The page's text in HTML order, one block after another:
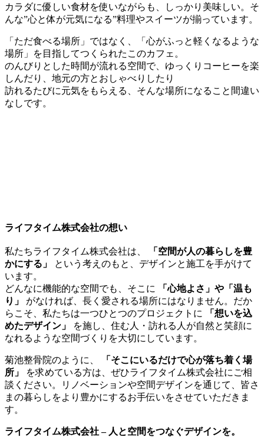
カラダに優しい食材を使いながらも、しっかり美味しい。そ
んな”心と体が元気になる”料理やスイーツが揃っています。
「ただ食べる場所」ではなく、「心がふっと軽くなるような
場所」を目指してつくられたこのカフェ。
のんびりとした時間が流れる空間で、ゆっくりコーヒーを楽
しんだり、地元の方とおしゃべりしたり
訪れるたびに元気をもらえる、そんな場所になること間違い
なしです。
ライフタイム株式会社の想い
私たちライフタイム株式会社は、
「空間が人の暮らしを豊
かにする」
という考えのもと、デザインと施工を手がけて
います。
どんなに機能的な空間でも、そこに
「心地よさ」や「温も
り」
がなければ、長く愛される場所にはなりません。だか
らこそ、私たちは一つひとつのプロジェクトに
「想いを込
めたデザイン」
を施し、住む人・訪れる人が自然と笑顔に
なれるような空間づくりを大切にしています。
菊池整骨院のように、
「そこにいるだけで心が落ち着く場
所」
を求めている方は、ぜひライフタイム株式会社にご相
談ください。リノベーションや空間デザインを通じて、皆さ
まの暮らしをより豊かにするお手伝いをさせていただきま
す。
ライフタイム株式会社 – 人と空間をつなぐデザインを。